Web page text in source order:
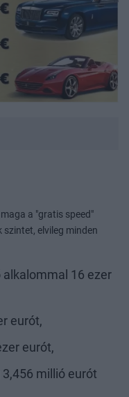
a "gratis speed"
szintet, elvileg minden
alkalommal 16 ezer
eurót,
eurót,
millió eurót